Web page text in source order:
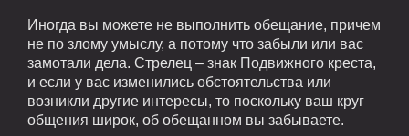
Иногда вы можете не выполнить обещание, причем
не по злому умыслу, а потому что забыли или вас
замотали дела. Стрелец – знак Подвижного креста,
и если у вас изменились обстоятельства или
возникли другие интересы, то поскольку ваш круг
общения широк, об обещанном вы забываете.